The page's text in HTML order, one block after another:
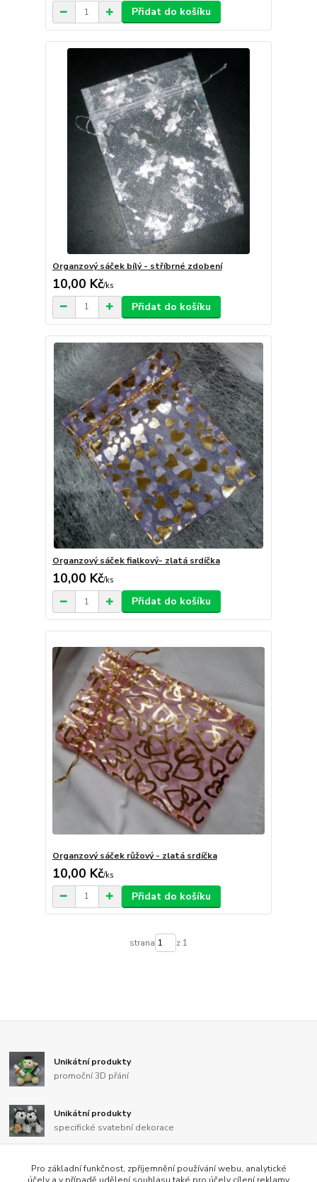
Přidat do košíku
Organzový sáček bílý - stříbrné zdobení
10,00 Kč/ks
Přidat do košíku
Organzový sáček fialkový- zlatá srdíčka
10,00 Kč/ks
Přidat do košíku
Organzový sáček růžový - zlatá srdíčka
10,00 Kč/ks
Přidat do košíku
strana z 1
Unikátní produkty
promoční 3D přání
Unikátní produkty
specifické svatební dekorace
Unikátní produkty
pro majitele nejen českých strakatých psů
Pro základní funkčnost, zpříjemnění používání webu, analytické